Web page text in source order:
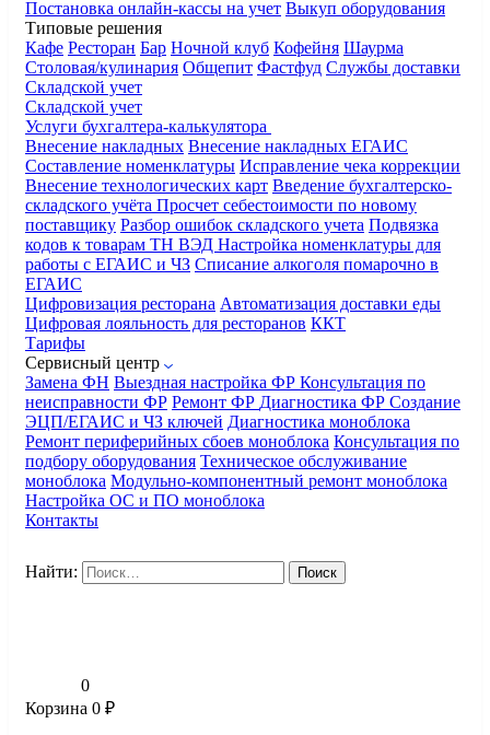
Постановка онлайн-кассы на учет Выкуп оборудования
Типовые решения
Кафе Ресторан Бар Ночной клуб Кофейня Шаурма
Столовая/кулинария Общепит Фастфуд Службы доставки
Складской учет
Складской учет
Услуги бухгалтера-калькулятора
Внесение накладных Внесение накладных ЕГАИС
Составление номенклатуры Исправление чека коррекции
Внесение технологических карт Введение бухгалтерско-
складского учёта Просчет себестоимости по новому
поставщику Разбор ошибок складского учета Подвязка
кодов к товарам ТН ВЭД Настройка номенклатуры для
работы с ЕГАИС и ЧЗ Списание алкоголя помарочно в
ЕГАИС
Цифровизация ресторана Автоматизация доставки еды
Цифровая лояльность для ресторанов ККТ
Тарифы
Сервисный центр
Замена ФН Выездная настройка ФР Консультация по
неисправности ФР Ремонт ФР Диагностика ФР Создание
ЭЦП/ЕГАИС и ЧЗ ключей Диагностика моноблока
Ремонт периферийных сбоев моноблока Консультация по
подбору оборудования Техническое обслуживание
моноблока Модульно-компонентный ремонт моноблока
Настройка ОС и ПО моноблока
Контакты
Найти:
0
Корзина 0 ₽